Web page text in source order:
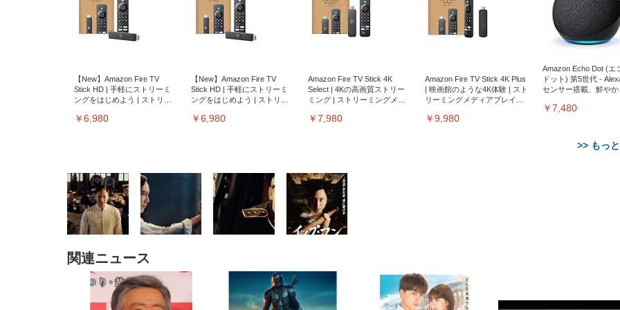
【New】Amazon Fire TV
Stick HD | 手軽にストリーミ
ングをはじめよう | ストリー
￥6,980
【New】Amazon Fire TV
Stick HD | 手軽にストリーミ
ングをはじめよう | ストリー
￥6,980
Amazon Fire TV Stick 4K
Select | 4Kの高画質ストリー
ミング | ストリーミングメデ
￥7,980
Amazon Fire TV Stick 4K Plus
| 映画館のような4K体験 | スト
リーミングメディアプレイヤ
￥9,980
Amazon Echo Dot (エ
ドット) 第5世代 -
センサー搭載、鮮やか
￥7,480
>> もっ
[EdoErgo] オフィスチェア 椅
子 テレワーク 疲れない 跳ね
上げ式アームレスト コンパク
SIHOO B100 オフィスチェア
／デスクチェア メッシュチェ
ア 人間工学 疲れない ブラッ
Sezlife オフィスチェア デスク
チェア 疲れない テレワーク
チェア 強化バックレスト 30
Sezlife オフィスチェア デスク
チェア 疲れない テレワーク
チェア 強化バックレスト 30度
EIZO ビジネス向けプレミア
ムモニター | FlexScan
EV3240X-WT | 31.5型4K
UHD・USB Type-C・ホワイ
EIZO ビジネス向けプレミア
EV2740X-WT | 27.0型4K
UHD・USB Type-C・ホワイ
【純正品】27"ゲーミングモ
ニター DualSense 充電フッ
ク付き（CFI-ZDM1J）
【整備済み品】Dell
E2724HS 27インチ 液晶モ
ニター フル
HD（1920×1080）VA 非光
Amazonベーシック ペットシ
ーツ 薄型 レギュラー 1回使い
捨て 無香料 ホワイト 300枚
Amazonベーシック ペットシ
ーツ 厚型 ワイド 42枚x2袋(84
枚) ホワイト(吸収面:ライトブ
ネオ・ルーライフ ネオ・オム
ツ L 中型犬用 26枚入り 単品
Smart Basic(スマートベーシ
ック) 【Amazon.co.jp限定】
Smart Basic アイリスオーヤマ
【Amazon.co.jp限定】
関連ニュース